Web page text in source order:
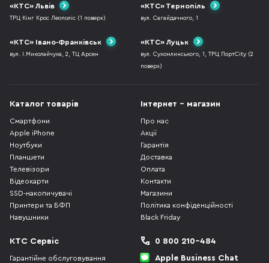
«КТС» Львів
ТРЦ Кінг Крос Леополіс (1 поверх)
«КТС» Тернопіль
вул. Сагайдачного, 1
«КТС» Івано-Франківськ
вул. І.Миколайчука, 2, ТЦ Арсен
«КТС» Луцьк
вул. Сухомлинського, 1, ТРЦ ПортCity (2
поверх)
Каталог товарів
Смартфони
Apple iPhone
Ноутбуки
Планшети
Телевізори
Відеокарти
SSD-накопичувачі
Принтери та БФП
Навушники
Інтернет - магазин
Про нас
Акції
Гарантія
Доставка
Оплата
Контакти
Магазини
Політика конфіденційності
Black Friday
КТС Сервіс
Гарантійне обслуговування
0 800 210-484
Apple Business Chat